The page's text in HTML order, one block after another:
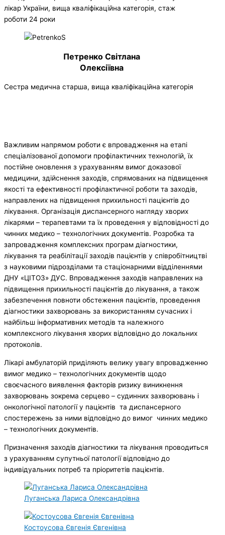
лікар України, вища кваліфікаційна категорія, стаж
роботи 24 роки
Петренко Світлана
Олексіївна
Сестра медична старша, вища кваліфікаційна категорія
Важливим напрямом роботи є впровадження на етапі
спеціалізованої допомоги профілактичних технологій, їх
постійне оновлення з урахуванням вимог доказової
медицини, здійснення заходів, спрямованих на підвищення
якості та ефективності профілактичної роботи та заходів,
направлених на підвищення прихильності пацієнтів до
лікування. Організація диспансерного нагляду хворих
лікарями – терапевтами та їх проведення у відповідності до
чинних медико – технологічних документів. Розробка та
запровадження комплексних програм діагностики,
лікування та реабілітації заходів пацієнтів у співробітництві
з науковими підрозділами та стаціонарними відділеннями
ДНУ «ЦІТОЗ» ДУС. Впровадження заходів направлених на
підвищення прихильності пацієнтів до лікування, а також
забезпечення повноти обстеження пацієнтів, проведення
діагностики захворювань за використанням сучасних і
найбільш інформативних методів та належного
комплексного лікування хворих відповідно до локальних
протоколів.
Лікарі амбулаторій приділяють велику увагу впровадженню
вимог медико – технологічних документів щодо
своєчасного виявлення факторів ризику виникнення
захворювань зокрема серцево – судинних захворювань і
онкологічної патології у пацієнтів та диспансерного
спостережень за ними відповідно до вимог чинних медико
– технологічних документів.
Призначення заходів діагностики та лікування проводиться
з урахуванням супутньої патології відповідно до
індивідуальних потреб та пріоритетів пацієнтів.
Луганська Лариса Олександрівна
Костоусова Євгенія Євгенівна